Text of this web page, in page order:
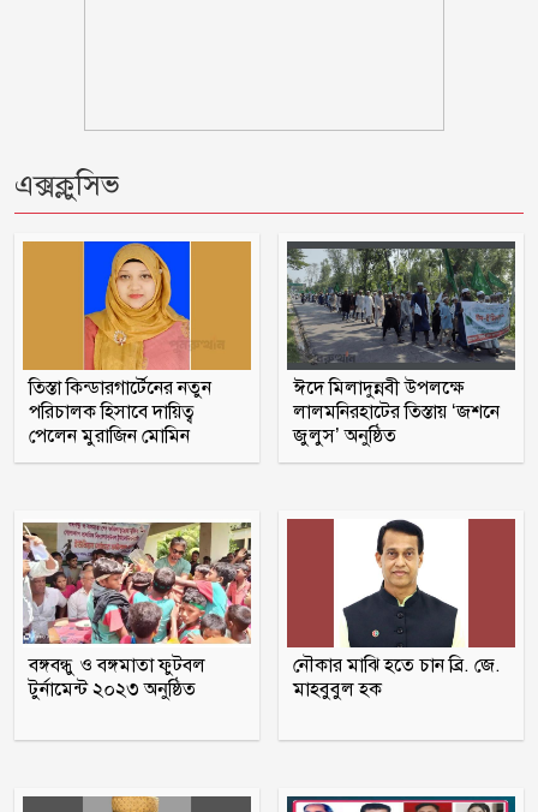
আলফাডাঙ্গায় জমি সংক্রান্ত বিরোধের জেরে
হামলা আহত তিন
মন্ত্রীদের কমপক্ষে ১০ ও এমপিদের ৫ লাখ
টাকা বেতন হওয়া উচিত: নুরুল হক
দিনে-দুপুরে বাসে আগুন
ছয় মাসে অনেক খেয়েছেন, মনে হচ্ছে
দলটাকেই খেয়ে ফেলবেন: বিএনপির এমপি
প্রতিবন্ধী কর্মীর স্ত্রীর সঙ্গে সম্পর্ক, দল থেকে
বহিষ্কার জামায়াত নেতা
এক্সক্লুসিভ
তিস্তা কিন্ডারগার্টেনের নতুন
পরিচালক হিসাবে দায়িত্ব
পেলেন মুরাজিন মোমিন
ঈদে মিলাদুন্নবী উপলক্ষে
লালমনিরহাটের তিস্তায় ‘জশনে
জুলুস’ অনুষ্ঠিত
বঙ্গবন্ধু ও বঙ্গমাতা ফুটবল
টুর্নামেন্ট ২০২৩ অনুষ্ঠিত
নৌকার মাঝি হতে চান ব্রি. জে.
মাহবুবুল হক